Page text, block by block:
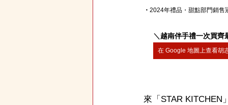
・ 2024年禮品・甜點部門銷售
＼ 越南伴手禮一次買齊
在 Google 地圖上查看胡
來「STAR KITCHEN